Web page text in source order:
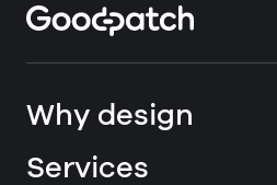
Why design
Services